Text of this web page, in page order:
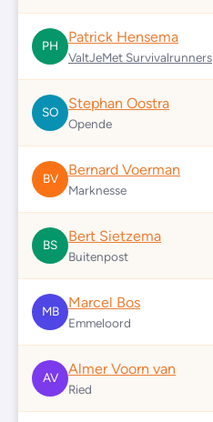
PH
Patrick Hensema
ValtJeMet Survivalrunners
SO
Stephan Oostra
Opende
BV
Bernard Voerman
Marknesse
BS
Bert Sietzema
Buitenpost
MB
Marcel Bos
Emmeloord
AV
Almer Voorn van
Ried